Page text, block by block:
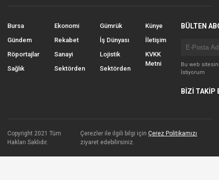
Bursa
Gündem
Röportajlar
Sağlık
Ekonomi
Rekabet
Sanayi
Sektörden
Gümrük
İş Dünyası
Lojistik
Sektörden
Künye
İletişim
KVKK
Metni
BÜLTEN
Bu web
İstiyorum
BİZİ TAKİP
Copyright 2021 Tüm
Hakları Saklıdır.
Çerezler ile ilgili bilgi içinÇerez Politikamızı
ziyaret edebilirsiniz.